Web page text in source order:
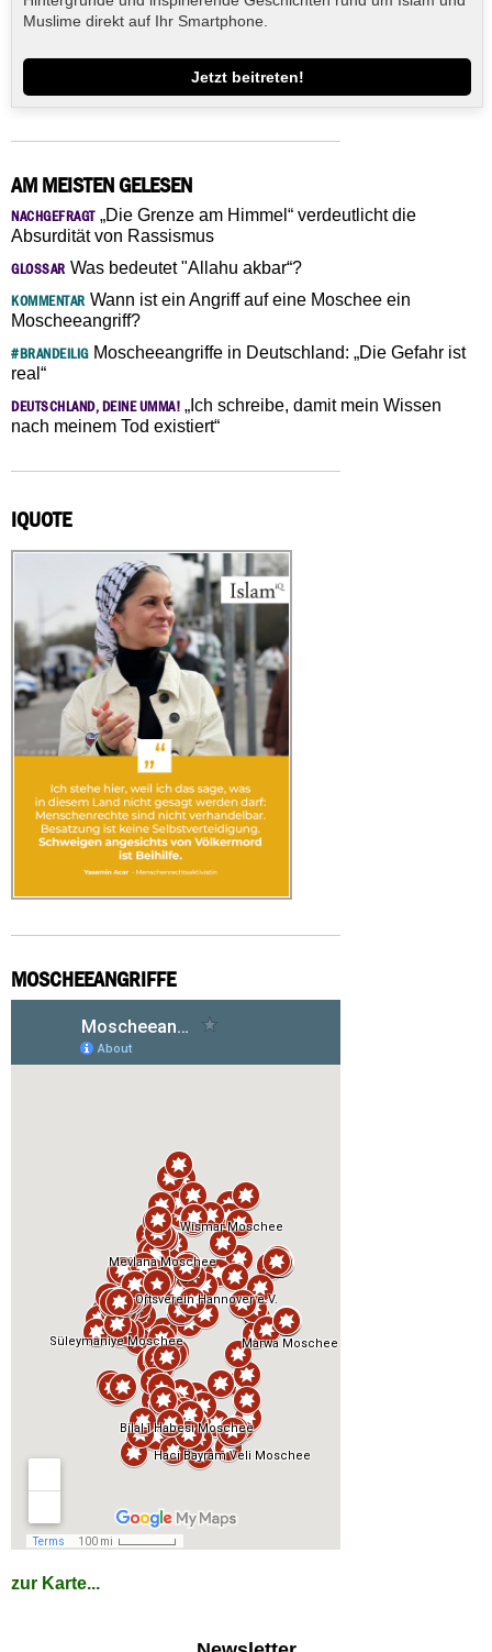
Muslime direkt auf Ihr Smartphone.
Jetzt beitreten!
AM MEISTEN GELESEN
NACHGEFRAGT„Die Grenze am Himmel“ verdeutlicht die
Absurdität von Rassismus
GLOSSAR Was bedeutet "Allahu akbar“?
KOMMENTAR Wann ist ein Angriff auf eine Moschee ein
Moscheeangriff?
#BRANDEILIGMoscheeangriffe in Deutschland: „Die Gefahr ist
real“
DEUTSCHLAND, DEINE UMMA! „Ich schreibe, damit mein Wissen
nach meinem Tod existiert“
IQUOTE
MOSCHEEANGRIFFE
zur Karte...